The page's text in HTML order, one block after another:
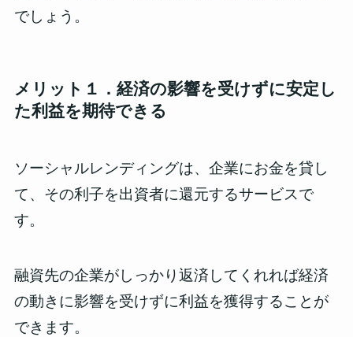
でしょう。
メリット１．経済の影響を受けずに安定し
た利益を期待できる
ソーシャルレンディングは、企業にお金を貸し
て、その利子を出資者に還元するサービスで
す。
融資先の企業がしっかり返済してくれれば経済
の動きに影響を受けずに利益を獲得することが
できます。